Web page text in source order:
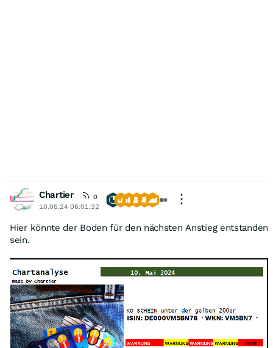
Chartier
0
10.05.24 06:01:32
Hier könnte der Boden für den nächsten Anstieg entstanden
sein.